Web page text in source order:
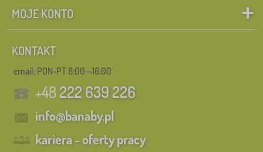
MOJE KONTO
KONTAKT
email: PON-PT 8:00—16:00
+48222 639 226
info@banaby.pl
kariera - oferty pracy